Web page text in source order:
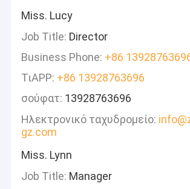
Miss. Lucy
Job Title: Director
Business Phone: +86
ΤιAPP: +86 13928763696
σούφατ: 13928763696
Ηλεκτρονικό ταχυδρομείο:
gz.com
Miss. Lynn
Job Title: Manager